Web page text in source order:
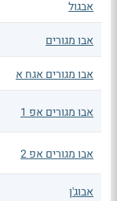
אבגול
אבו מגורים
אבו מגורים אגח א
אבו מגורים אפ 1
אבו מגורים אפ 2
אבוג'ן